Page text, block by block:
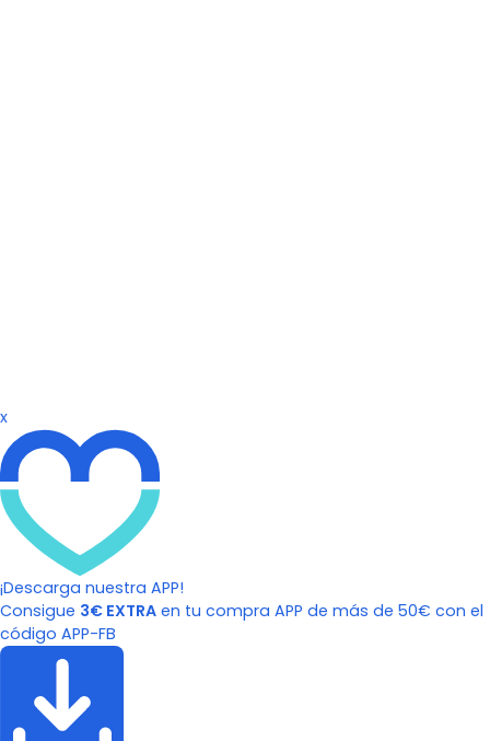
x
¡Descarga nuestra APP!
Consigue 3€ EXTRA en tu compra APP de más de 50€ con el
código APP-FB